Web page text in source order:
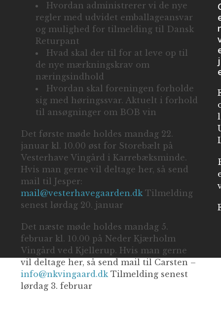
Hvordan administrerer vi de nye
regler med udvidet emballageansvar
og mulighed for tilmelding til Dansk
Returpant
Hvad skal der til for at leve op til
de nye mærkningskrav om
næringsindhold
Hvordan skal foreningen forholde
sig med høringssvar. Aktuelt i forhold
til ansøgninger om BOB vin
Det første møde holdes mandag 22.
januar kl. 10.00 øst for Storebælt på
Vesterhave Vingård i Karrebæksminde.
Hvis man gerne vil deltage her, så send
mail til Jesper:
mail@vesterhavegaarden.dkTilmelding
senest lørdag 20. januar
Det næste møde holdes mandag 5.
februar kl. 10.00 på Neder Kjærholm
Vingård ved Kjellerup. Hvis man gerne
vil deltage her, så send mail til Carsten –
info@nkvingaard.dkTilmelding senest
lørdag 3. februar
j